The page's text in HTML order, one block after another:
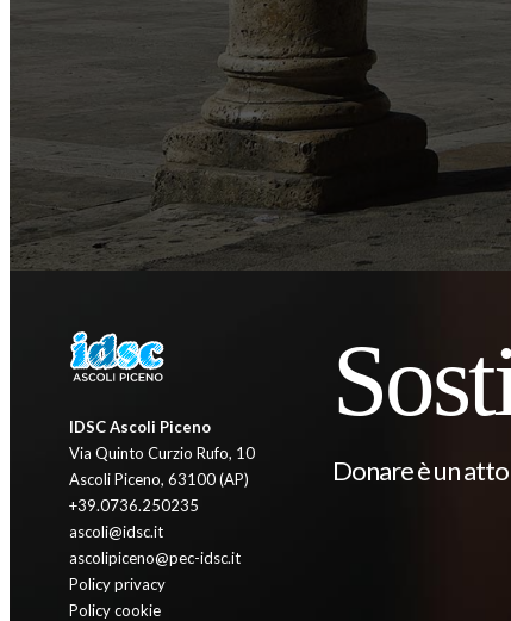
Donare è un
IDSC Ascoli Piceno
Via Quinto Curzio Rufo, 10
Ascoli Piceno, 63100 (AP)
+39.0736.250235
ascoli@idsc.it
ascolipiceno@pec-idsc.it
Policy privacy
Policy cookie